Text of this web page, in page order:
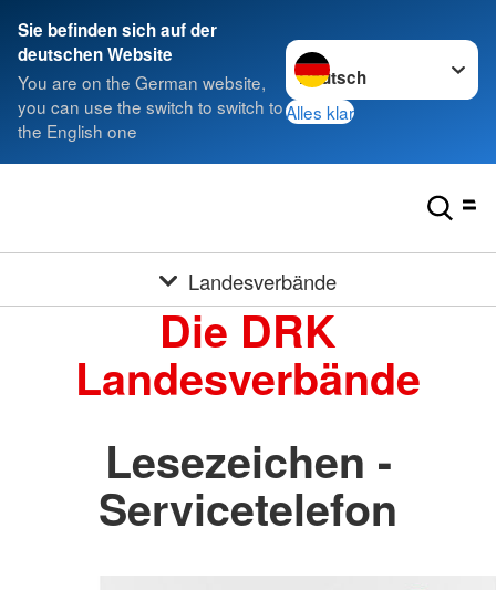
Sie befinden sich auf der
deutschen Website
You are on the German website,
you can use the switch to switch to
the English one
Sprache wechseln zu
Alles klar
Landesverbände
Die DRK
Landesverbände
Lesezeichen -
Servicetelefon